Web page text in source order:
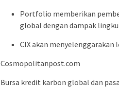
Portfolio memberikan
global dengan dampak
CIX akan menyelenggarakan
Cosmopolitanpost.com
Bursa kredit karbon global dan